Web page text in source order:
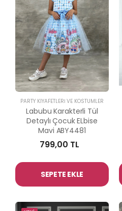
PARTY KIYAFETLERİ VE KOSTÜMLER
Labubu Karakterli Tül
Detaylı Çocuk ELbise
Mavi ABY4481
799,00 TL
SEPETE EKLE